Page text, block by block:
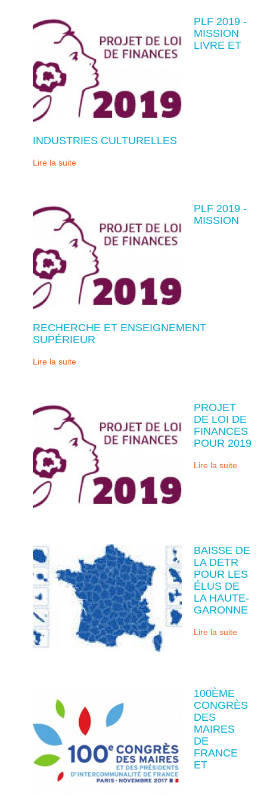
PLF 2019 -
MISSION
LIVRE ET
INDUSTRIES CULTURELLES
Lire la suite
PLF 2019 -
MISSION
RECHERCHE ET ENSEIGNEMENT
SUPÉRIEUR
Lire la suite
PROJET
DE LOI DE
FINANCES
POUR 2019
Lire la suite
BAISSE DE
LA DETR
POUR LES
ÉLUS DE
LA HAUTE-
GARONNE
Lire la suite
100ÈME
CONGRÈS
DES
MAIRES
DE
FRANCE
ET